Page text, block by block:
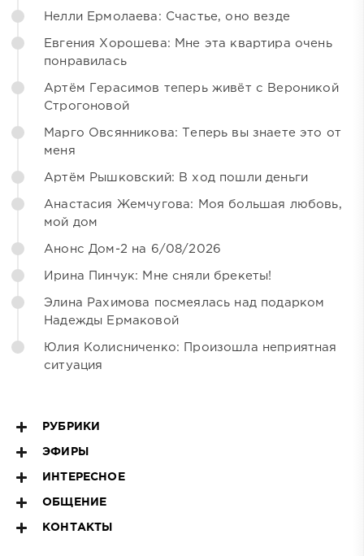
Нелли Ермолаева: Счастье, оно везде
Евгения Хорошева: Мне эта квартира очень
понравилась
Артём Герасимов теперь живёт с Вероникой
Строгоновой
Марго Овсянникова: Теперь вы знаете это от
меня
Артём Рышковский: В ход пошли деньги
Анастасия Жемчугова: Моя большая любовь,
мой дом
Анонс Дом-2 на 6/08/2026
Ирина Пинчук: Мне сняли брекеты!
Элина Рахимова посмеялась над подарком
Надежды Ермаковой
Юлия Колисниченко: Произошла неприятная
ситуация
РУБРИКИ
ЭФИРЫ
ИНТЕРЕСНОЕ
ОБЩЕНИЕ
КОНТАКТЫ